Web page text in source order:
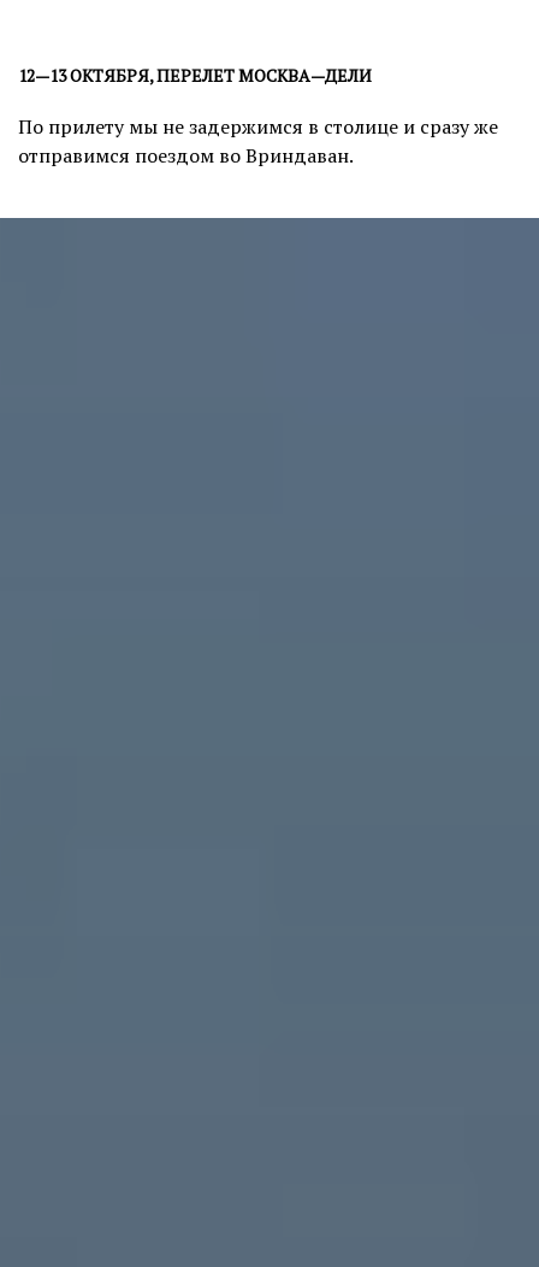
12—13 ОКТЯБРЯ, ПЕРЕЛЕТ МОСКВА—ДЕЛИ
По прилету мы не задержимся в столице и сразу же
отправимся поездом во Вриндаван.